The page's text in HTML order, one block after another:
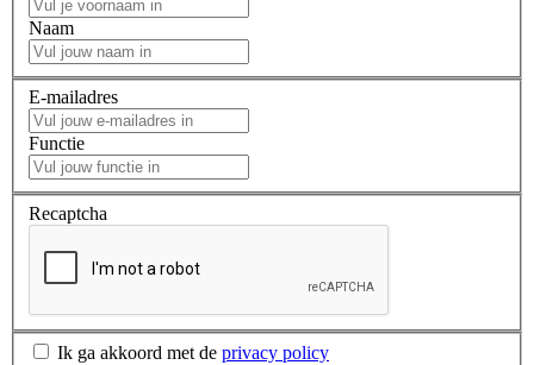
Naam
E-mailadres
Functie
Recaptcha
Ik ga akkoord met de privacy policy